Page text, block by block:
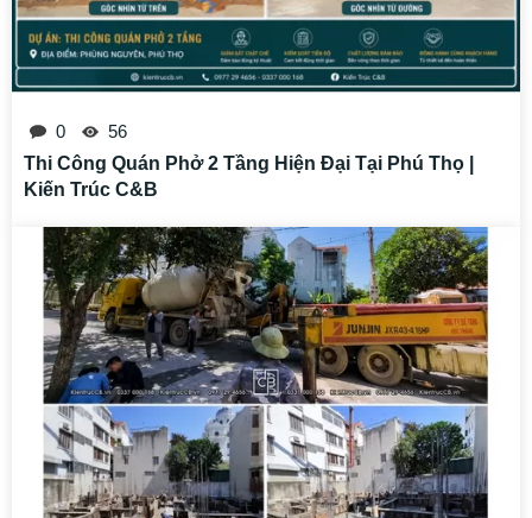
0
56
Thi Công Quán Phở 2 Tầng Hiện Đại Tại Phú Thọ |
Kiến Trúc C&B